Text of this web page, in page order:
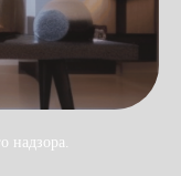
надзора.